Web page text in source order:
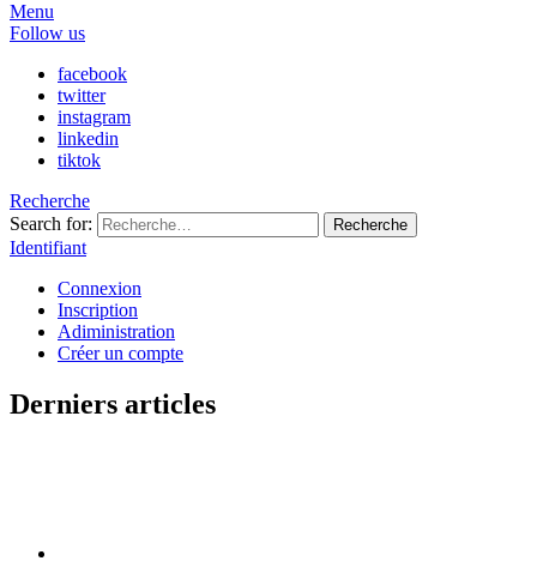
Menu
Follow us
facebook
twitter
instagram
linkedin
tiktok
Recherche
Search for:
Recherche
Identifiant
Connexion
Inscription
Adiministration
Créer un compte
Derniers articles